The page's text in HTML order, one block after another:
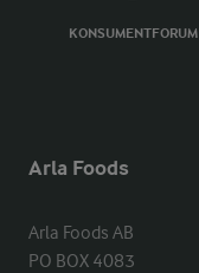
KONSUMENTFORUM
Arla Foods
Arla Foods AB
PO BOX 4083